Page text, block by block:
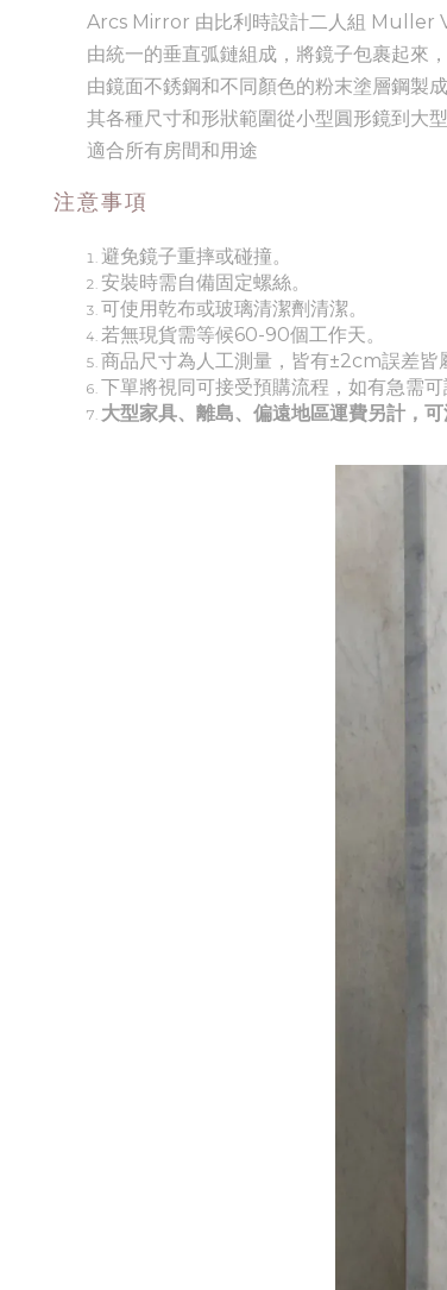
Arcs Mirror 由比利時設計二人組 Muller
由統一的垂直弧鏈組成，將鏡子包裹起來
由鏡面不銹鋼和不同顏色的粉末塗層鋼製成
其各種尺寸和形狀範圍從小型圓形鏡到大
適合所有房間和用途
注意事項
避免鏡子重摔或碰撞。
安裝時需自備固定螺絲。
可使用乾布或玻璃清潔劑清潔。
若無現貨需等候60-90個工作天。
商品尺寸為人工測量，皆有±2cm誤差皆
下單將視同可接受預購流程，如有急需可
大型家具、離島、偏遠地區運費另計，